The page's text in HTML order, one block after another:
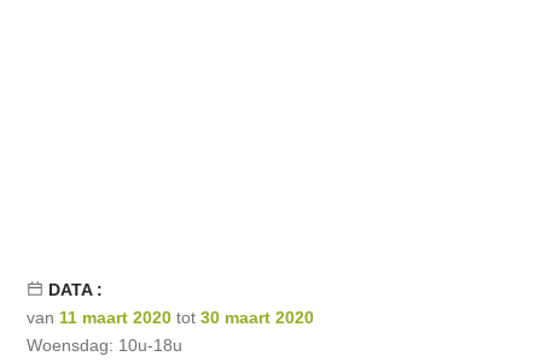
DATA :
van11 maart 2020 tot30 maart 2020
Woensdag: 10u-18u